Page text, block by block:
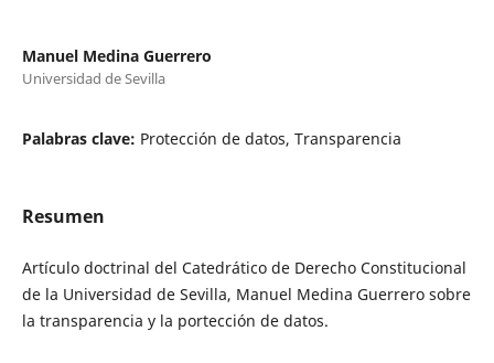
Manuel Medina Guerrero
Universidad de Sevilla
Palabras clave: Protección de datos, Transparencia
Resumen
Artículo doctrinal del Catedrático de Derecho Constitucional
de la Universidad de Sevilla, Manuel Medina Guerrero sobre
la transparencia y la portección de datos.